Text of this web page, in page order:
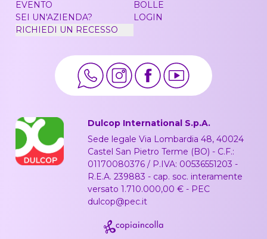
EVENTO
SEI UN'AZIENDA?
RICHIEDI UN RECESSO
BOLLE
LOGIN
Dulcop International S.p.A.
Sede legale Via Lombardia 48, 40024
Castel San Pietro Terme (BO) - C.F.:
01170080376 / P.IVA: 00536551203 -
R.E.A. 239883 - cap. soc. interamente
versato 1.710.000,00 € - PEC
dulcop@pec.it